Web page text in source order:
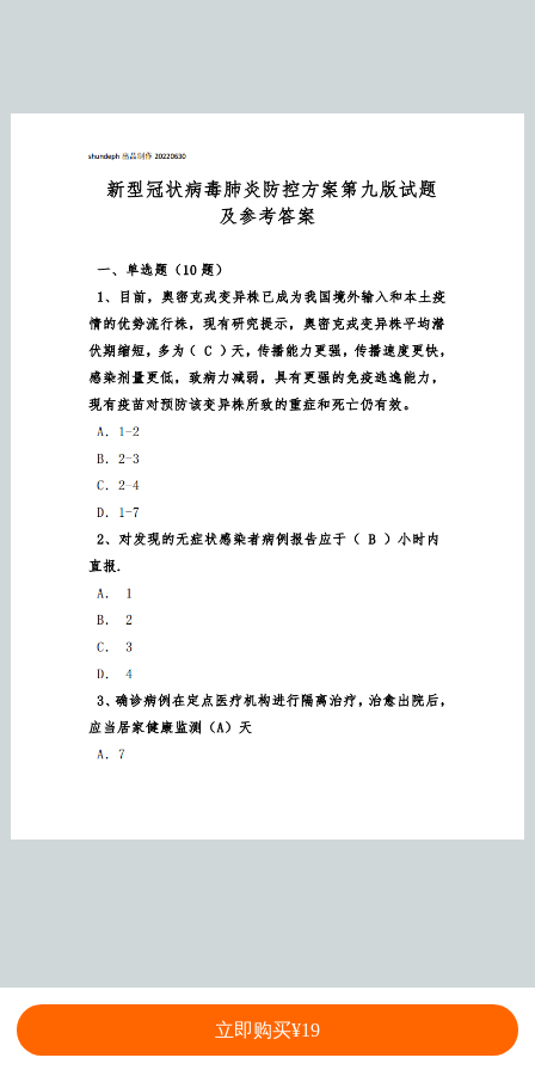
立即购买¥19